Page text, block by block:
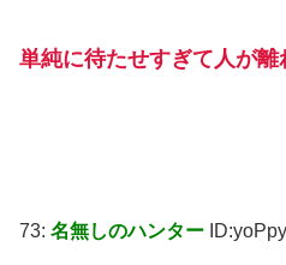
単純に待たせすぎて人が離
73: 名無しのハンター